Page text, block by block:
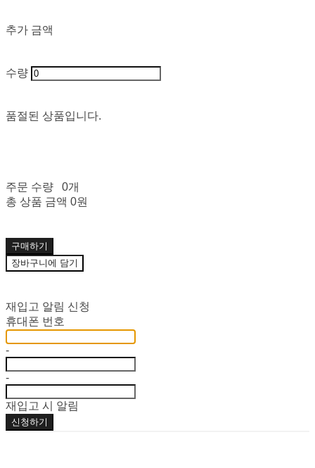
추가 금액
수량
품절된 상품입니다.
주문 수량
0개
총 상품 금액 0원
구매하기
장바구니에 담기
재입고 알림 신청
휴대폰 번호
-
-
재입고 시 알림
신청하기